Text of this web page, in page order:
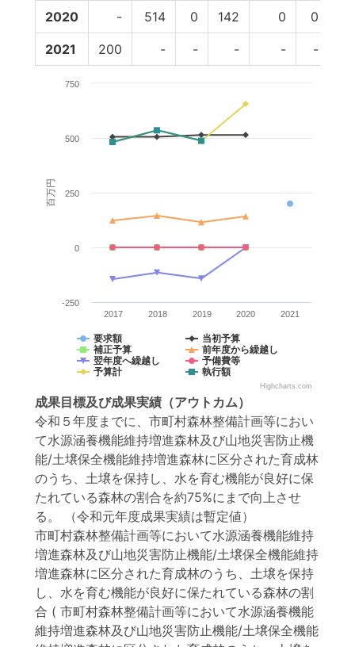
2020 - 514 0 142 0 0
2021 200 - - - - -
百万円
要求額
当初予算
補正予算
前年度から繰越し
翌年度へ繰越し
予備費等
予算計
執行額
2017 2018 2019 2020 2021
-250
0
250
500
750
Highcharts.com
成果目標及び成果実績 （アウトカム）
令和５年度までに、市町村森林整備計画等におい
て水源涵養機能維持増進森林及び山地災害防止機
能/土壌保全機能維持増進森林に区分された育成林
のうち、土壌を保持し、水を育む機能が良好に保
たれている森林の割合を約75%にまで向上させ
る。 （令和元年度成果実績は暫定値）
市町村森林整備計画等において水源涵養機能維持
増進森林及び山地災害防止機能/土壌保全機能維持
増進森林に区分された育成林のうち、土壌を保持
し、水を育む機能が良好に保たれている森林の割
合 ( 市町村森林整備計画等において水源涵養機能
維持増進森林及び山地災害防止機能/土壌保全機能